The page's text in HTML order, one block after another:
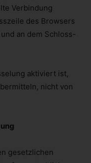
Verbindung
des Browsers
an dem Schloss-
aktiviert ist,
nicht von
gesetzlichen